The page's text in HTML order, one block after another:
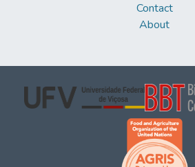
Contact
About